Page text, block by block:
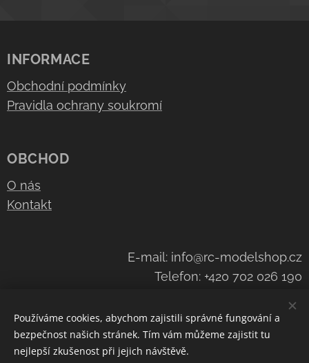
INFORMACE
Obchodní podmínky
Pravidla ochrany soukromí
OBCHOD
O nás
Kontakt
E-mail: info@rc-modelshop.cz
Telefon: +420 702 026 190
Cookies
Používáme cookies, abychom zajistili správné fungování a
bezpečnost našich stránek. Tím vám můžeme zajistit tu
nejlepší zkušenost při jejich návštěvě.